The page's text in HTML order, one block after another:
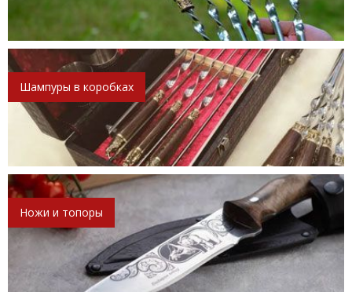
Шампуры в коробках
Ножи и топоры